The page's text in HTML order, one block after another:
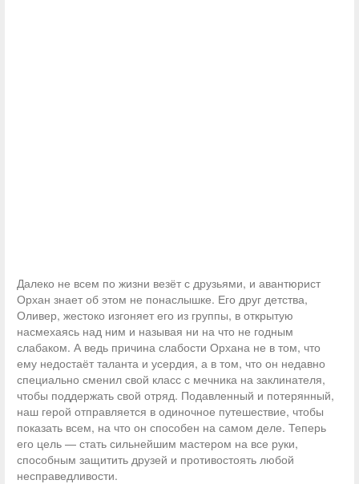
Далеко не всем по жизни везёт с друзьями, и авантюрист
Орхан знает об этом не понаслышке. Его друг детства,
Оливер, жестоко изгоняет его из группы, в открытую
насмехаясь над ним и называя ни на что не годным
слабаком. А ведь причина слабости Орхана не в том, что
ему недостаёт таланта и усердия, а в том, что он недавно
специально сменил свой класс с мечника на заклинателя,
чтобы поддержать свой отряд. Подавленный и потерянный,
наш герой отправляется в одиночное путешествие, чтобы
показать всем, на что он способен на самом деле. Теперь
его цель — стать сильнейшим мастером на все руки,
способным защитить друзей и противостоять любой
несправедливости.